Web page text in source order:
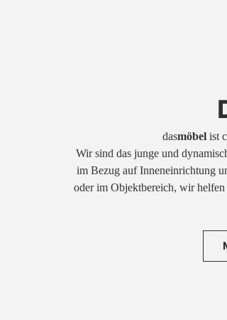
dasmöbelist
Wir sind das junge und
im Bezug auf Inneneinrichtung
oder im Objektbereich, wir